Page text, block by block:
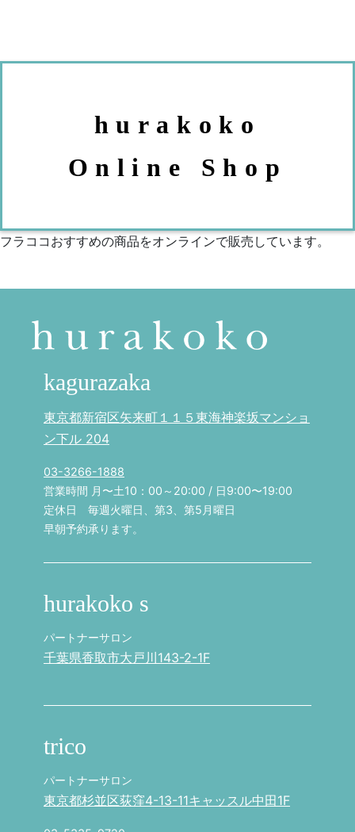
hurakoko
Online Shop
フラココおすすめの商品をオンラインで販売しています。
kagurazaka
東京都新宿区矢来町１１５東海神楽坂マンショ
ン下ル 204
03-3266-1888
営業時間 月〜土10：00～20:00 / 日9:00〜19:00
定休日 毎週火曜日、第3、第5月曜日
早朝予約承ります。
hurakoko s
パートナーサロン
千葉県香取市大戸川143-2-1F
trico
パートナーサロン
東京都杉並区荻窪4-13-11キャッスル中田1F